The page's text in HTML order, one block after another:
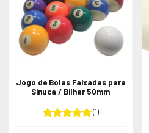
Jogo de Bolas Faixadas para
Sinuca / Bilhar 50mm
(1)